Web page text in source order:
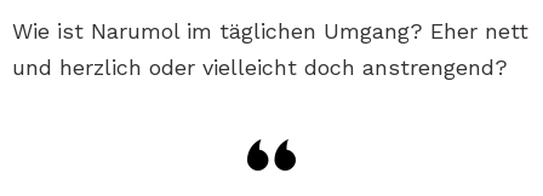
Wie ist Narumol im täglichen Umgang? Eher nett
und herzlich oder vielleicht doch anstrengend?